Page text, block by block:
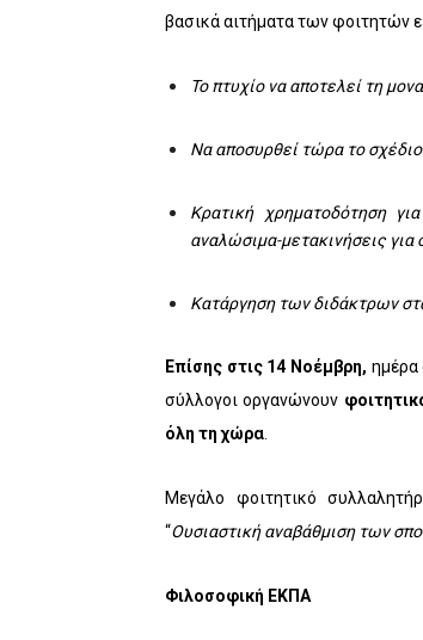
βασικά αιτήματα των φοιτητών
Το πτυχίο να αποτελεί τη
Να αποσυρθεί τώρα το
Κρατική χρηματοδότηση
αναλώσιμα-μετακινήσεις για
Κατάργηση των διδάκτρων
Επίσης στις 14 Νοέμβρη, ημέρα
σύλλογοι οργανώνουν
όλη τη χώρα
Μεγάλο φοιτητικό
“Ουσιαστική αναβάθμιση των
Φιλοσοφική ΕΚΠΑ